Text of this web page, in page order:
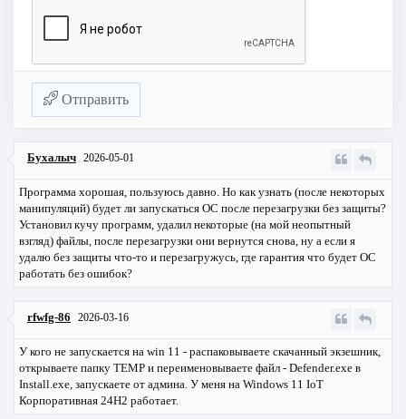
Отправить
Бухалыч 2026-05-01
Программа хорошая, пользуюсь давно. Но как узнать (после некоторых
манипуляций) будет ли запускаться ОС после перезагрузки без защиты?
Установил кучу программ, удалил некоторые (на мой неопытный
взгляд) файлы, после перезагрузки они вернутся снова, ну а если я
удалю без защиты что-то и перезагружусь, где гарантия что будет ОС
работать без ошибок?
rfwfg-86 2026-03-16
У кого не запускается на win 11 - распаковываете скачанный экзешник,
открываете папку TEMP и переименовываете файл - Defender.exe в
Install.exe, запускаете от админа. У меня на Windows 11 IoT
Корпоративная 24Н2 работает.